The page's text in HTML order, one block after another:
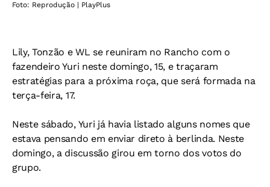
Foto: Reprodução | PlayPlus
Lily, Tonzão e WL se reuniram no Rancho com o
fazendeiro Yuri neste domingo, 15, e traçaram
estratégias para a próxima roça, que será formada na
terça-feira, 17.
Neste sábado, Yuri já havia listado alguns nomes que
estava pensando em enviar direto à berlinda. Neste
domingo, a discussão girou em torno dos votos do
grupo.